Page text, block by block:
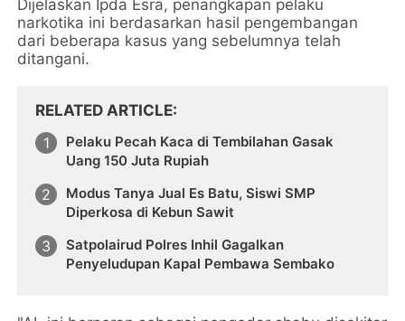
Dijelaskan Ipda Esra, penangkapan pelaku
narkotika ini berdasarkan hasil pengembangan
dari beberapa kasus yang sebelumnya telah
ditangani.
RELATED ARTICLE
Pelaku Pecah Kaca di Tembilahan Gasak
Uang 150 Juta Rupiah
Modus Tanya Jual Es Batu, Siswi SMP
Diperkosa di Kebun Sawit
Satpolairud Polres Inhil Gagalkan
Penyeludupan Kapal Pembawa Sembako